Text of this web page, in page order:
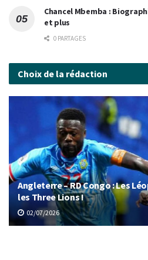
Chancel Mbemba :
et plus
0 PARTAGES
Choix de la rédaction
Angleterre – RD Congo : Les
les Three Lions !
02/07/2026